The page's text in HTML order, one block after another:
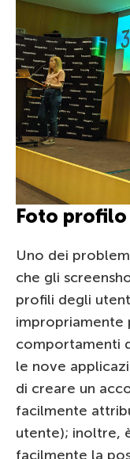
Foto
Uno dei
che gli
profili degli
impropriamente
comportamenti
le nove
di creare un
facilmente
utente); inoltre,
facilmente la